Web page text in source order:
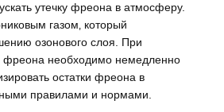
утечку фреона в атмосферу.
газом‚ который
озонового слоя. При
фреона необходимо немедленно
остатки фреона в
правилами и нормами.